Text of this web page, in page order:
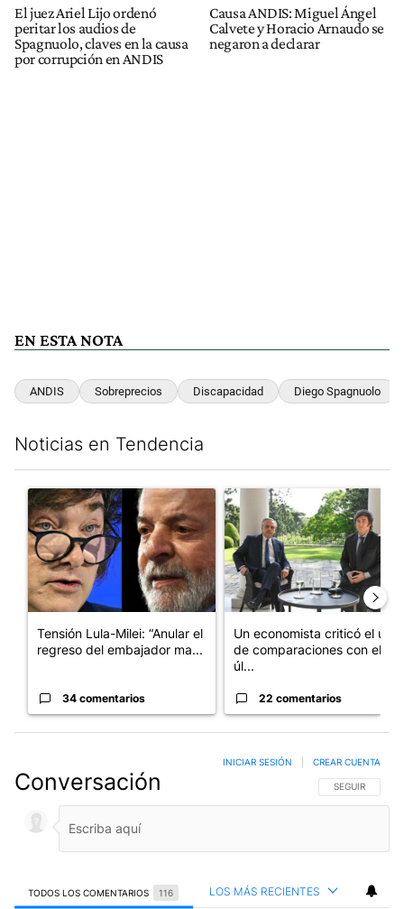
El juez Ariel Lijo ordenó
peritar los audios de
Spagnuolo, claves en la causa
por corrupción en ANDIS
Causa ANDIS: Miguel Ángel
Calvete y Horacio Arnaudo se
negaron a declarar
EN ESTA NOTA
ANDIS Sobreprecios Discapacidad Diego Spagnuolo
Noticias en Tendencia
Un artículo de tendencia con el título "Tensión Lula-Milei:
Tensión Lula-Milei: “Anular el
regreso del embajador ma...
34 comentarios
Un artículo de tendencia con
Un economista criticó el uso
de comparaciones con el
úl...
22 comentarios
Conversación SIGA ESTA
SEGUIR
INICIAR SESIÓN CREAR CUENTA
TODOS LOS COMENTARIOS 116 LOS MÁS RECIENTES